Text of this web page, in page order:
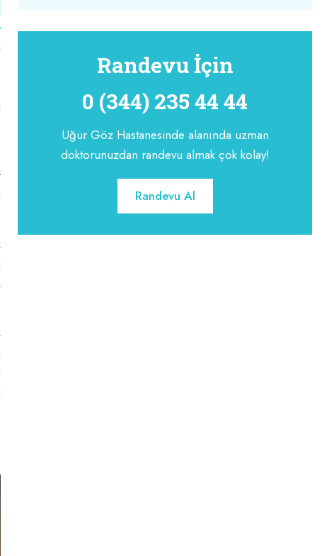
Randevu İçin
0 (344) 235 44 44
Uğur Göz Hastanesinde alanında uzman
doktorunuzdan randevu almak çok kolay!
Randevu Al